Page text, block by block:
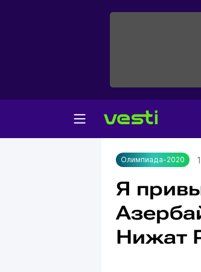
Главная
Олимпиада-2020
Олимпиада-2020
Я
Нижат